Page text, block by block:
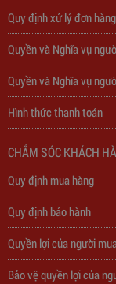
Trạm Sạc Điện
310,000đ
Quy định xử lý đơn hàng
Quyền và Nghĩa vụ
Quyền và Nghĩa vụ
Hình thức thanh toán
CHẮM SÓC KHÁCH
Quy định mua hàng
Quy định bảo hành
Quyền lợi của người
Bảo vệ quyền lợi của